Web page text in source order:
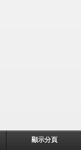
顯示分頁